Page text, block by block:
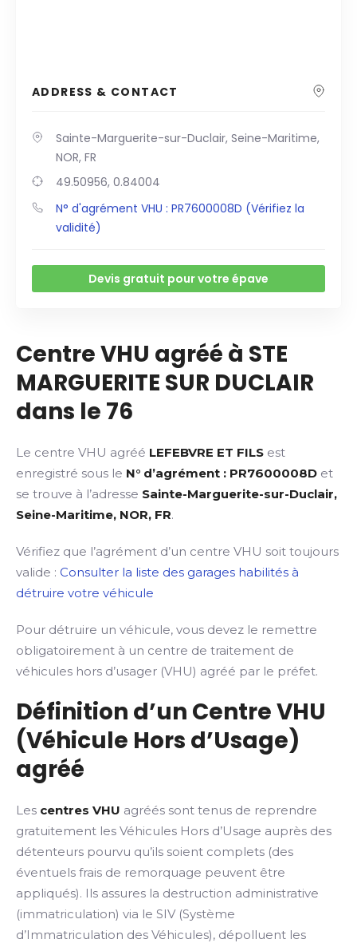
ADDRESS & CONTACT
Sainte-Marguerite-sur-Duclair, Seine-Maritime,
NOR, FR
49.50956, 0.84004
N° d'agrément VHU : PR7600008D (Vérifiez la
validité)
Devis gratuit pour votre épave
Centre VHU agréé à STE
MARGUERITE SUR DUCLAIR
dans le 76
Le centre VHU agréé LEFEBVRE ET FILS est
enregistré sous le N° d’agrément : PR7600008D et
se trouve à l’adresse Sainte-Marguerite-sur-Duclair,
Seine-Maritime, NOR, FR.
Vérifiez que l’agrément d’un centre VHU soit toujours
valide : Consulter la liste des garages habilités à
détruire votre véhicule
Pour détruire un véhicule, vous devez le remettre
obligatoirement à un centre de traitement de
véhicules hors d’usager (VHU) agréé par le préfet.
Définition d’un Centre VHU
(Véhicule Hors d’Usage)
agréé
Les centres VHU agréés sont tenus de reprendre
gratuitement les Véhicules Hors d’Usage auprès des
détenteurs pourvu qu’ils soient complets (des
éventuels frais de remorquage peuvent être
appliqués). Ils assures la destruction administrative
(immatriculation) via le SIV (Système
d’Immatriculation des Véhicules), dépolluent les